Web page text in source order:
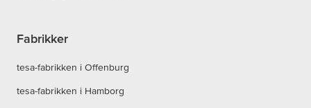
Fabrikker
tesa-fabrikken i Offenburg
tesa-fabrikken i Hamborg